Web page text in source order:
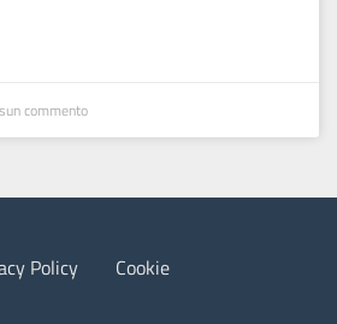
commento
Policy Cookie